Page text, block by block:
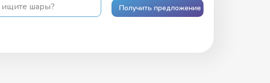
ищите шары? Получить предложение